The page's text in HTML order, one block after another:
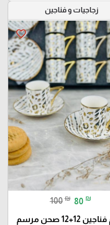
زجاجيات و فناجين
favorite_border
100 ₪ 80 ₪
طقم فناجين 12+12 صحن مرسم